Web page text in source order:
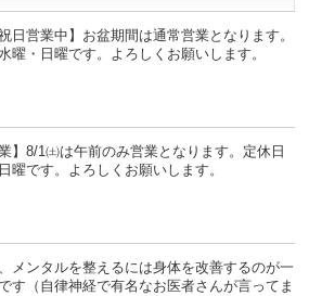
日営業中】お盆期間は通常営業となります。
曜・日曜です。よろしくお願いします。
業】8/1㈯は午前のみ営業となります。定休日
曜です。よろしくお願いします。
メンタルを整えるには身体を改善するのが一
す（自律神経で有名なお医者さんが言ってま